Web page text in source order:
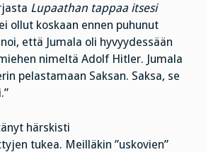
Lupaathan tappaa itsesi
ollut koskaan ennen puhunut
että Jumala oli hyvyydessään
nimeltä Adolf Hitler. Jumala
pelastamaan Saksan. Saksa, se
härskisti
tukea. Meilläkin ”uskovien”